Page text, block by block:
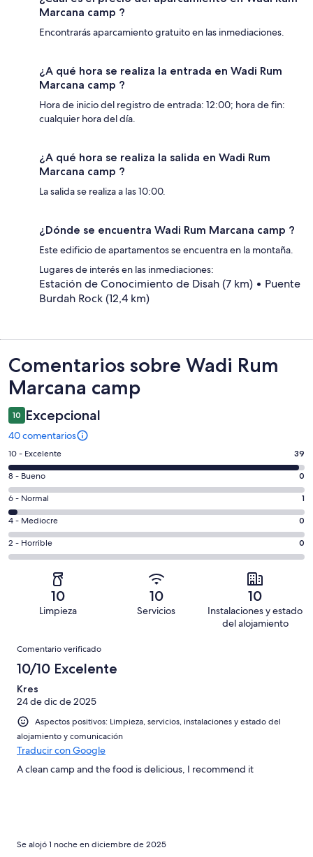
Marcana camp ?
Encontrarás aparcamiento gratuito en las inmediaciones.
¿A qué hora se realiza la entrada en Wadi Rum
Marcana camp ?
Hora de inicio del registro de entrada: 12:00; hora de fin:
cualquier hora del día.
¿A qué hora se realiza la salida en Wadi Rum
Marcana camp ?
La salida se realiza a las 10:00.
¿Dónde se encuentra Wadi Rum Marcana camp ?
Este edificio de apartamentos se encuentra en la montaña.
Lugares de interés en las inmediaciones:
Estación de Conocimiento de Disah (7 km) • Puente
Burdah Rock (12,4 km)
Comentarios
Comentarios sobre Wadi Rum
Marcana camp
10 Excepcional
40 comentarios
39
comentarios
de
un
total
de
40
con
puntuación
Excelente
10 - Excelente 39
0
comentarios
de
un
total
de
puntuación
Bueno
8 - Bueno 0
1
comentarios
de
un
total
de
Normal
6 - Normal 1
0
comentarios
de
puntuación
de
Mediocre
4 - Mediocre 0
0
comentarios
con
una
puntuación
de
Horrible
2 - Horrible 0
10
Limpieza
10
Servicios
10
Instalaciones y estado
del alojamiento
Comentarios
Comentario verificado
10/10 Excelente
Kres
24 de dic de 2025
Aspectos positivos: Limpieza, servicios, instalaciones y estado del
alojamiento y comunicación
Traducir con Google
A clean camp and the food is delicious, I recommend it
Se alojó 1 noche en diciembre de 2025